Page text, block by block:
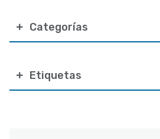
Categorías
Etiquetas